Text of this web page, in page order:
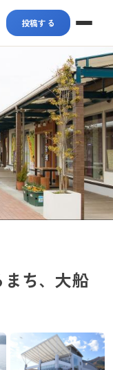
投稿する
ち、大船